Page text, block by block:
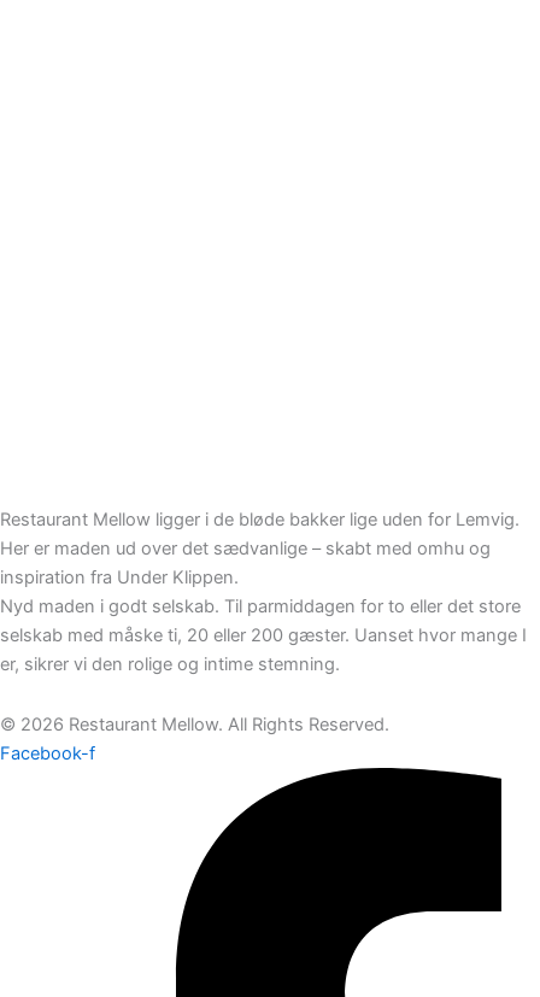
Restaurant Mellow ligger i de bløde bakker lige uden for Lemvig.
Her er maden ud over det sædvanlige – skabt med omhu og
inspiration fra Under Klippen.
Nyd maden i godt selskab. Til parmiddagen for to eller det store
selskab med måske ti, 20 eller 200 gæster. Uanset hvor mange I
er, sikrer vi den rolige og intime stemning.
© 2026 Restaurant Mellow. All Rights Reserved.
Facebook-f